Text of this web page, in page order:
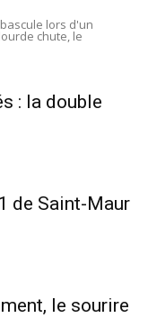
lors d'un
chute, le
: la double
de Saint-Maur
le sourire